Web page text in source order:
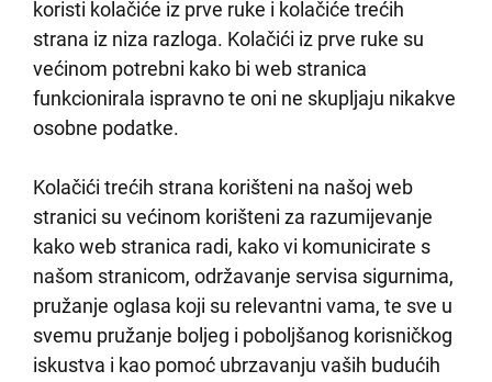
koristi kolačiće iz prve ruke i kolačiće trećih
strana iz niza razloga. Kolačići iz prve ruke su
većinom potrebni kako bi web stranica
funkcionirala ispravno te oni ne skupljaju nikakve
osobne podatke.
Kolačići trećih strana korišteni na našoj web
stranici su većinom korišteni za razumijevanje
kako web stranica radi, kako vi komunicirate s
našom stranicom, održavanje servisa sigurnima,
pružanje oglasa koji su relevantni vama, te sve u
svemu pružanje boljeg i poboljšanog korisničkog
iskustva i kao pomoć ubrzavanju vaših budućih